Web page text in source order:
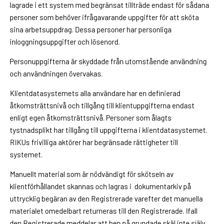
lagrade i ett system med begränsat tillträde endast för sådana
personer som behöver ifrågavarande uppgifter för att sköta
sina arbetsuppdrag. Dessa personer har personliga
inloggningsuppgifter och lösenord.
Personuppgifterna är skyddade från utomstående användning
och användningen övervakas.
Klientdatasystemets alla användare har en definierad
åtkomsträttsnivå och tillgång till klientuppgifterna endast
enligt egen åtkomsträttsnivå. Personer som ålagts
tystnadsplikt har tillgång till uppgifterna i klientdatasystemet.
RIKUs frivilliga aktörer har begränsade rättigheter till
systemet.
Manuellt material som är nödvändigt för skötseln av
klientförhållandet skannas och lagras i dokumentarkiv på
uttrycklig begäran av den Registrerade varefter det manuella
materialet omedelbart returneras till den Registrerade. Ifall